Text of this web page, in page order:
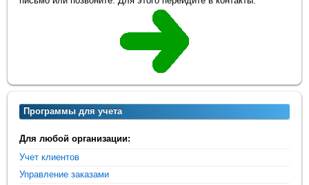
Программы для учета
Для любой организации:
Учет клиентов
Управление заказами